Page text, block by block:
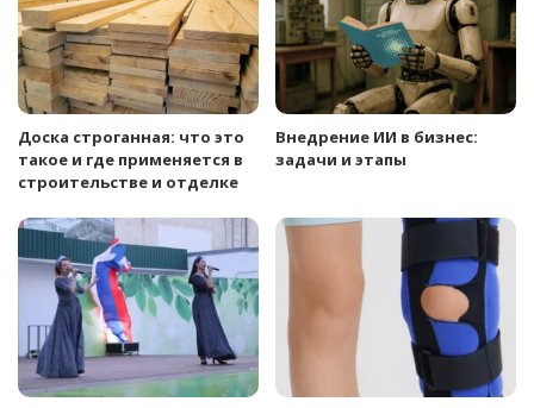
Доска строганная: что это
такое и где применяется в
строительстве и отделке
Внедрение ИИ в бизнес:
задачи и этапы